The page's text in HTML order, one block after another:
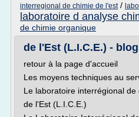
interregional de chimie de l'est/
laboratoire d analyse
de chimie organique
de l'Est (L.I.C.E.) -
retour à la page d'accueil
Les moyens techniques au
Le laboratoire interrégional de
de l'Est (L.I.C.E.)